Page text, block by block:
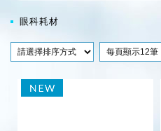
眼科耗材